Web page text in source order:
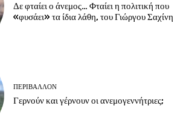
Δε φταίει ο άνεμος… Φταίει η πολιτική που
«φυσάει» τα ίδια λάθη, του Γιώργου Σαχίνη
ΠΕΡΙΒΆΛΛΟΝ
Γερνούν και γέρνουν οι ανεμογεννήτριες;